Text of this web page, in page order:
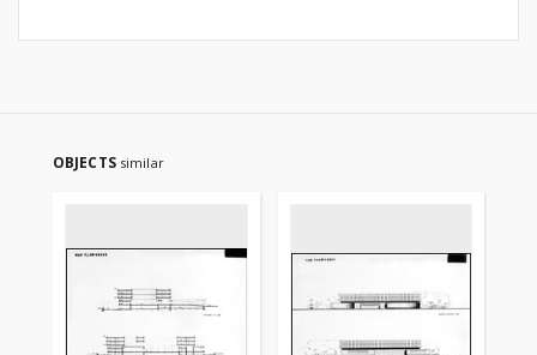
OBJECTS similar